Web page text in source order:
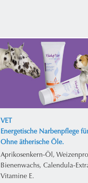
VET
Energetische Narbenpflege
Ohne ätherische Öle.
Aprikosenkern-Öl,
Bienenwachs, Calendula-
Vitamine E.